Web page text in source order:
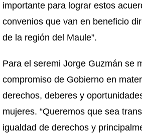
importante para lograr estos
convenios que van en beneficio
de la región del Maule”.
Para el seremi Jorge Guzmán se
compromiso de Gobierno en
derechos, deberes y
mujeres. “Queremos que sea
igualdad de derechos y